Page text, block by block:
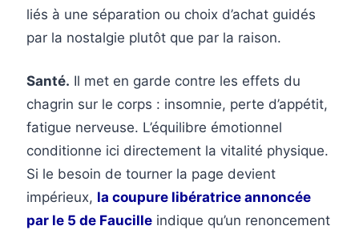
liés à une séparation ou choix d’achat guidés
par la nostalgie plutôt que par la raison.
Santé. Il met en garde contre les effets du
chagrin sur le corps : insomnie, perte d’appétit,
fatigue nerveuse. L’équilibre émotionnel
conditionne ici directement la vitalité physique.
Si le besoin de tourner la page devient
impérieux, la coupure libératrice annoncée
par le 5 de Faucille indique qu’un renoncement